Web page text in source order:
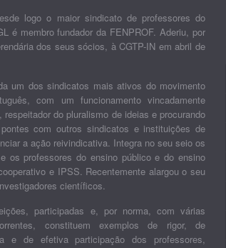
logo o maior sindicato de professores do
é membro fundador da FENPROF. Aderiu, por
dos seus sócios, à CGTP-IN em abril de
um dos sindicatos mais ativos do movimento
com um funcionamento vincadamente
respeitador do pluralismo de ideias e procurando
com outros sindicatos e instituições de
a ação reivindicativa. Integra no seu seio os
os professores do ensino público e do ensino
e IPSS. Recentemente alargou o seu
científicos.
participadas e, por norma, com várias
constituem exemplos de rigor, de
e de efetiva participação dos professores,